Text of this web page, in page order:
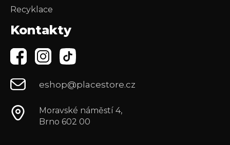
Recyklace
Kontakty
eshop@placestore.cz
Moravské náměstí 4,
Brno 602 00